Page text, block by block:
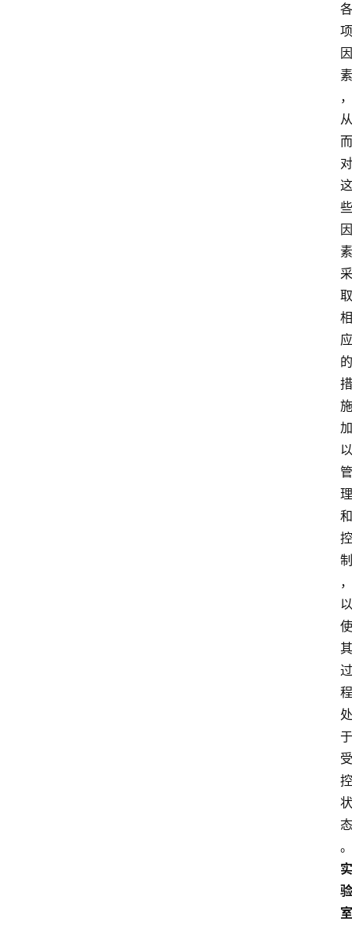
各
项
因
素
，
从
而
对
这
些
因
素
采
取
相
应
的
措
施
加
以
管
理
和
控
制
，
以
使
其
过
程
处
于
受
控
状
态
。
实
验
室